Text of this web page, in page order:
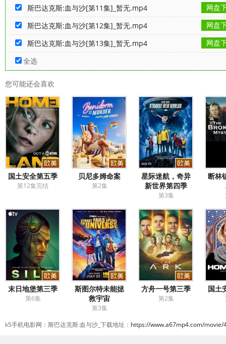
斯巴达克斯:血与沙[第11集]_暂无.mp4
网盘
斯巴达克斯:血与沙[第12集]_暂无.mp4
网盘
斯巴达克斯:血与沙[第13集]_暂无.mp4
网盘
全选
您可能还会喜欢
国土安全第五季
第12集完结
贝尼多姆命案
第2集
星际迷航，奇异
新世界第四季
第3集
断林
末日地堡第三季
第6集
斯图尔特未能拯
救宇宙
第3集
方舟一号第三季
第2集
国土
k5手机电影网：斯巴达克斯:血与沙_下载地址： https://www.a67mp4.com/movie/